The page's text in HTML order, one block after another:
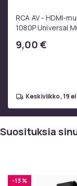
RCA AV - HDMI-
1080P Universal
9,00 €
keskiviikko, 19
Suosituksia
-13 %